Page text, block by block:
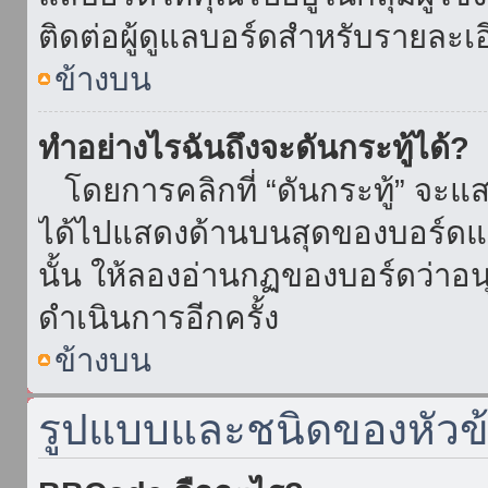
ติดต่อผู้ดูแลบอร์ดสำหรับรายละเ
ข้างบน
ทำอย่างไรฉันถึงจะดันกระทู้ได้?
โดยการคลิกที่ “ดันกระทู้” จะ
ได้ไปแสดงด้านบนสุดของบอร์ด
นั้น ให้ลองอ่านกฏของบอร์ดว่า
ดำเนินการอีกครั้ง
ข้างบน
รูปแบบและชนิดของหัว